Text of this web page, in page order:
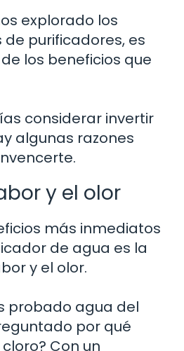
explorado los
purificadores, es
los beneficios que
considerar invertir
algunas razones
y el olor
más inmediatos
de agua es la
y el olor.
probado agua del
por qué
Con un